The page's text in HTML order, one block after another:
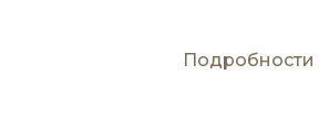
Подробности